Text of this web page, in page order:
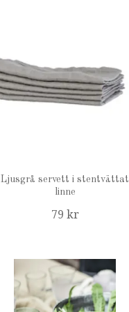
Ljusgrå servett i stentvättat
linne
79 kr